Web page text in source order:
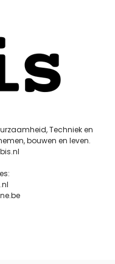
Techniek en
bouwen en leven.